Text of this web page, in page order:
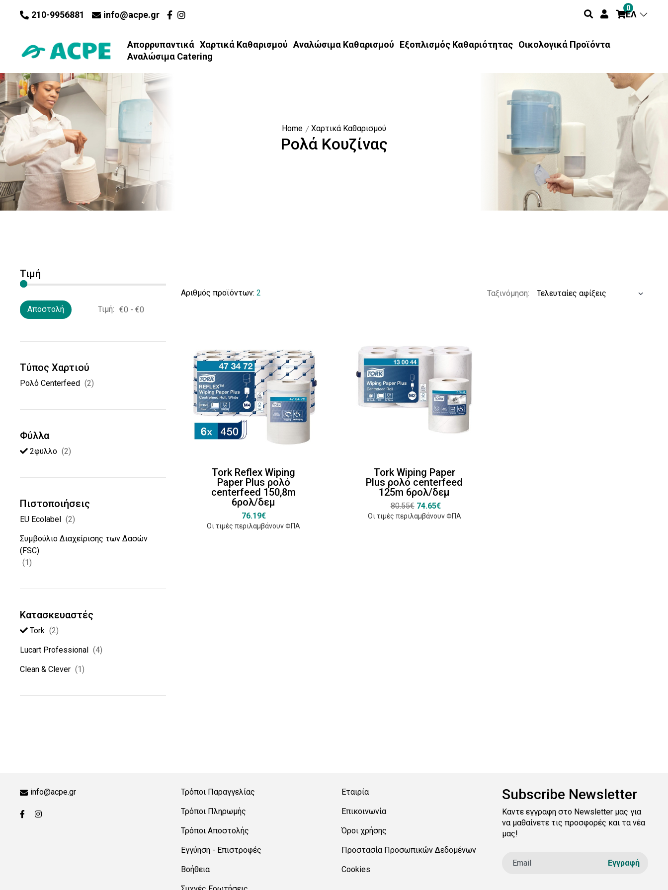
210-9956881 info@acpe.gr
0
ΕΛ
Απορρυπαντικά Χαρτικά Καθαρισμού Αναλώσιμα Καθαρισμού Εξοπλισμός Καθαριότητας Οικολογικά Προϊόντα
Αναλώσιμα Catering
Home Χαρτικά Καθαρισμού
Ρολά Κουζίνας
Τιμή
Αποστολή Τιμή:
Τύπος Χαρτιού
Ρολό Centerfeed (2)
Φύλλα
2φυλλο (2)
Πιστοποιήσεις
EU Ecolabel (2)
Συµβούλιο ∆ιαχείρισης των ∆ασών
(FSC)
(1)
Κατασκευαστές
Tork (2)
Lucart Professional (4)
Clean & Clever (1)
Αριθμός προϊόντων: 2 Ταξινόμηση:
Tork Reflex Wiping
Paper Plus ρολό
centerfeed 150,8m
6ρολ/δεμ
76.19€
Οι τιμές περιλαμβάνουν ΦΠΑ
Tork Wiping Paper
Plus ρολό centerfeed
125m 6ρολ/δεμ
80.55€ 74.65€
Οι τιμές περιλαμβάνουν ΦΠΑ
info@acpe.gr Τρόποι Παραγγελίας
Τρόποι Πληρωμής
Τρόποι Αποστολής
Εγγύηση - Επιστροφές
Βοήθεια
Εταιρία
Επικοινωνία
Όροι χρήσης
Προστασία Προσωπικών Δεδομένων
Cookies
Subscribe Newsletter
Καντε εγγραφη στο Newsletter μας για
να μαθαίνετε τις προσφορές και τα νέα
μας!